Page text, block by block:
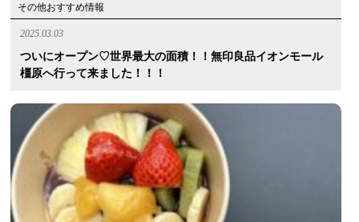
その他おすすめ情報
2025.03.03
ついにオープン♡世界最大の面積！！無印良品イオンモール
橿原へ行って来ました！！！